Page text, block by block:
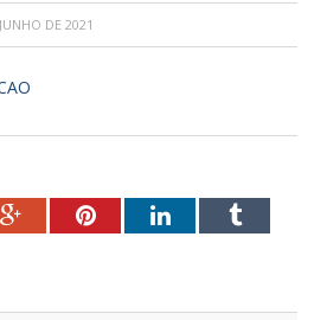
DE 2021
Google+PinterestLinkedInTumblr